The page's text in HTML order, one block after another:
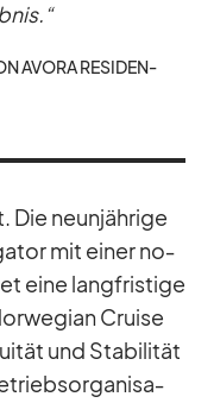
AVORA RE­SI­DEN­
Die neun­jäh­rige
mit ei­ner no­
eine lang­fris­tige
Cruise
und Sta­bi­li­tät